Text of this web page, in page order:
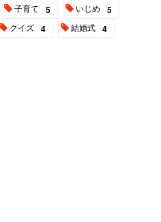
子育て 5 いじめ 5
クイズ 4 結婚式 4